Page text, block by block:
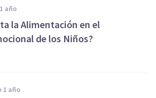
1 año
la Alimentación en el
de los Niños?
1 año